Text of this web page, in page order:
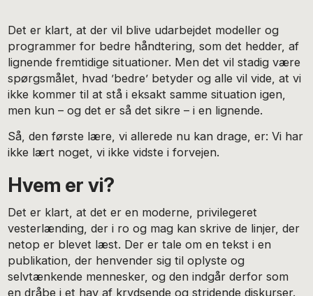
Det er klart, at der vil blive udarbejdet modeller og
programmer for bedre håndtering, som det hedder, af
lignende fremtidige situationer. Men det vil stadig være
spørgsmålet, hvad ’bedre’ betyder og alle vil vide, at vi
ikke kommer til at stå i eksakt samme situation igen,
men kun – og det er så det sikre – i en lignende.
Så, den første lære, vi allerede nu kan drage, er: Vi har
ikke lært noget, vi ikke vidste i forvejen.
Hvem er vi?
Det er klart, at det er en moderne, privilegeret
vesterlænding, der i ro og mag kan skrive de linjer, der
netop er blevet læst. Der er tale om en tekst i en
publikation, der henvender sig til oplyste og
selvtænkende mennesker, og den indgår derfor som
en dråbe i et hav af krydsende og stridende diskurser.